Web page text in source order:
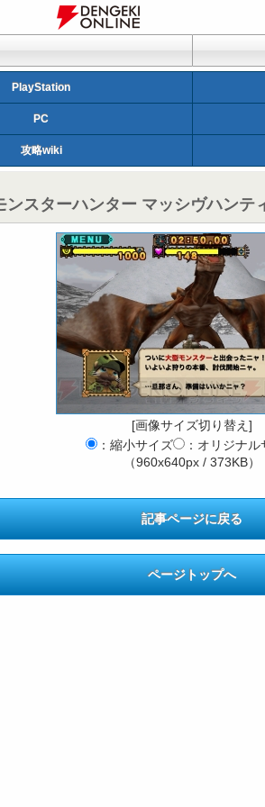
PlayStation
PC
攻略wiki
ンスターハンター マッシヴハン
[画像サイズ切り替え]
：縮小サイズ
：オリジナ
（960x640px / 373KB）
記事ページに戻る
ページトップへ